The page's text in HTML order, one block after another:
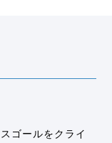
ゴールをクライ